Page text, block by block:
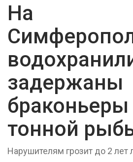
На
задержаны
браконьеры
тонной
Нарушителям грозит до 2